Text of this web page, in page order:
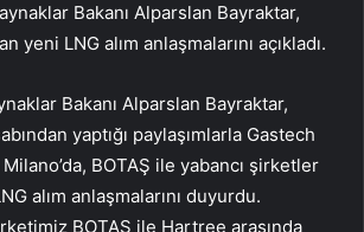
Bakanı Alparslan Bayraktar,
yeni LNG alım anlaşmalarını açıkladı.
Bakanı Alparslan Bayraktar,
yaptığı paylaşımlarla Gastech
BOTAŞ ile yabancı şirketler
alım anlaşmalarını duyurdu.
BOTAŞ ile Hartree arasında